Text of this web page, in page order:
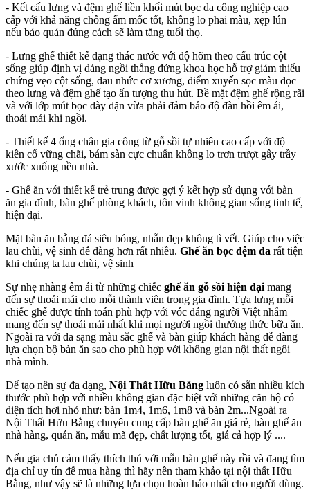
- Kết cấu lưng và đệm ghế liền khối mút bọc da công nghiệp cao
cấp với khả năng chống ẩm mốc tốt, không lo phai màu, xẹp lún
nếu bảo quản đúng cách sẽ làm tăng tuổi thọ.
- Lưng ghế thiết kế dạng thác nước với độ hõm theo cấu trúc cột
sống giúp định vị dáng ngồi thẳng đứng khoa học hỗ trợ giảm thiểu
chứng vẹo cột sống, đau nhức cơ xương, điểm xuyến sọc màu dọc
theo lưng và đệm ghế tạo ấn tượng thu hút. Bề mặt đệm ghế rộng rãi
và với lớp mút bọc dày dặn vừa phải đảm bảo độ đàn hồi êm ái,
thoải mái khi ngồi.
- Thiết kế 4 ống chân gia công từ gỗ sồi tự nhiên cao cấp với độ
kiên cố vững chãi, bám sàn cực chuẩn không lo trơn trượt gây trầy
xước xuống nền nhà.
- Ghế ăn với thiết kế trẻ trung được gợi ý kết hợp sử dụng với bàn
ăn gia đình, bàn ghế phòng khách, tôn vinh không gian sống tinh tế,
hiện đại.
Mặt bàn ăn bằng đá siêu bóng, nhẵn đẹp không tì vết. Giúp cho việc
lau chùi, vệ sinh dễ dàng hơn rất nhiều. Ghế ăn bọc đệm da rất tiện
khi chúng ta lau chùi, vệ sinh
Sự nhẹ nhàng êm ái từ những chiếc ghế ăn gỗ sồi hiện đại mang
đến sự thoải mái cho mỗi thành viên trong gia đình. Tựa lưng mỗi
chiếc ghế được tính toán phù hợp với vóc dáng người Việt nhằm
mang đến sự thoải mái nhất khi mọi người ngồi thưởng thức bữa ăn.
Ngoài ra với đa sạng màu sắc ghế và bàn giúp khách hàng dễ dàng
lựa chọn bộ bàn ăn sao cho phù hợp với không gian nội thất ngôi
nhà mình.
Để tạo nên sự đa dạng, Nội Thất Hữu Bằng luôn có sẵn nhiều kích
thước phù hợp với nhiều không gian đặc biệt với những căn hộ có
diện tích hơi nhỏ như: bàn 1m4, 1m6, 1m8 và bàn 2m...Ngoài ra
Nội Thất Hữu Bằng chuyên cung cấp bàn ghế ăn giá rẻ, bàn ghế ăn
nhà hàng, quán ăn, mẫu mã đẹp, chất lượng tốt, giá cả hợp lý ....
Nếu gia chủ cảm thấy thích thú với mẫu bàn ghế này rồi và đang tìm
địa chỉ uy tín để mua hàng thì hãy nên tham khảo tại nội thất Hữu
Bằng, như vậy sẽ là những lựa chọn hoàn hảo nhất cho người dùng.